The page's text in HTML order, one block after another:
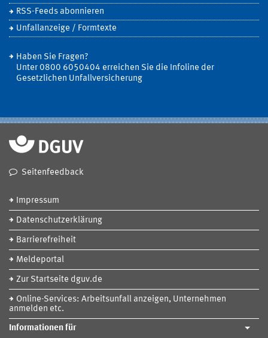
RSS-Feeds abonnieren
Unfallanzeige / Formtexte
Haben Sie Fragen?
Unter 0800 6050404 erreichen Sie die Infoline der
Gesetzlichen Unfallversicherung
Seitenfeedback
Impressum
Datenschutzerklärung
Barrierefreiheit
Meldeportal
Zur Startseite dguv.de
Online-Services: Arbeitsunfall anzeigen, Unternehmen
anmelden etc.
Informationen für